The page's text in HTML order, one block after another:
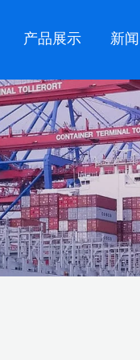
产品展示 新